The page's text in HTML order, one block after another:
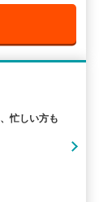
忙しい方も